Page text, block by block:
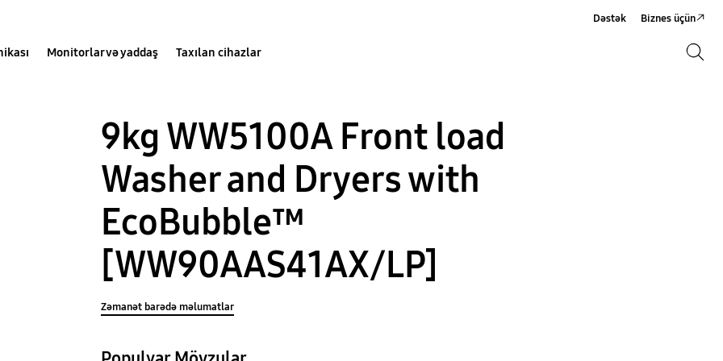
Monitorlar və yaddaş Taxılan cihazlar
Dəstək Biznes üçün
9kg WW5100A Front load
Washer and Dryers with
EcoBubble™
[WW90AAS41AX/LP]
Zəmanət barədə məlumatlar